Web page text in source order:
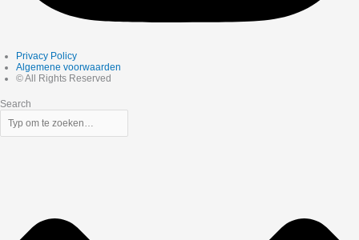
Privacy Policy
Algemene voorwaarden
© All Rights Reserved
Search